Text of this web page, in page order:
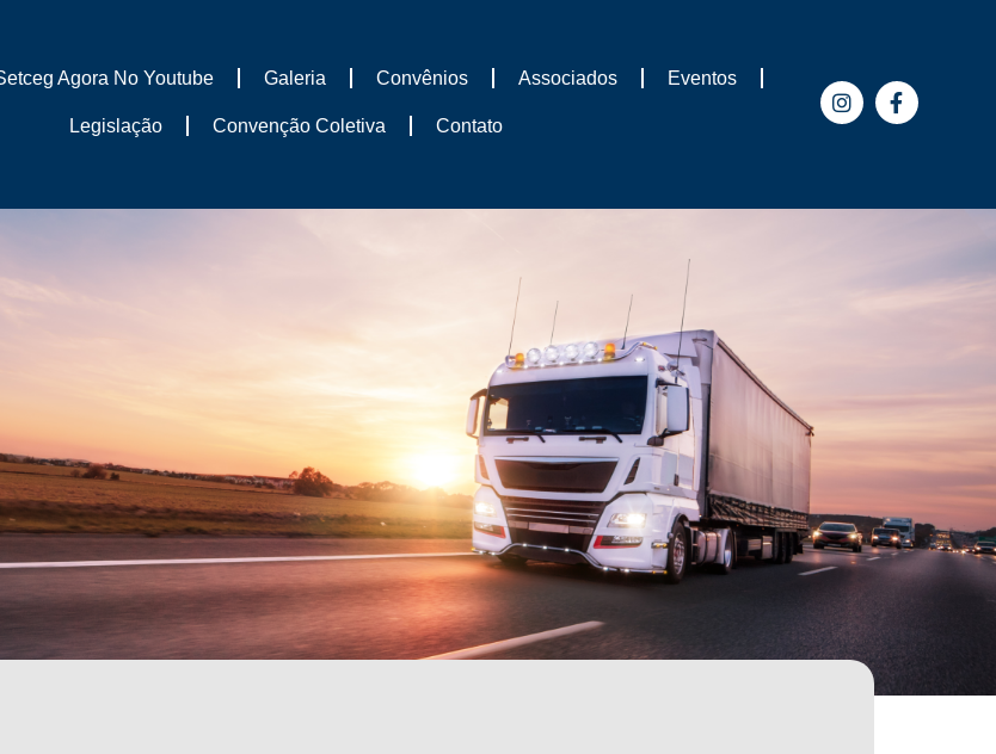
Agora No Youtube Galeria Convênios Associados Eventos
Legislação Convenção Coletiva Contato